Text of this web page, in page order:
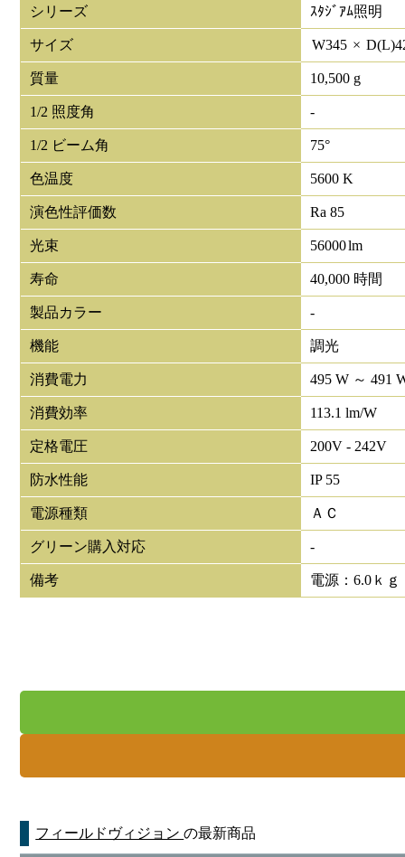
シリーズ ｽﾀｼﾞｱﾑ照明
サイズ W345 × D(L)
質量 10,500 g
1/2 照度角 -
1/2 ビーム角 75°
色温度 5600 K
演色性評価数 Ra 85
光束 56000lm
寿命 40,000 時間
製品カラー -
機能 調光
消費電力 495 W ～ 491
消費効率 113.1 lm/W
定格電圧 200V - 242V
防水性能 IP 55
電源種類 ＡＣ
グリーン購入対応 -
備考 電源：6.0ｋｇ
フィールドヴィジョンの最新商品